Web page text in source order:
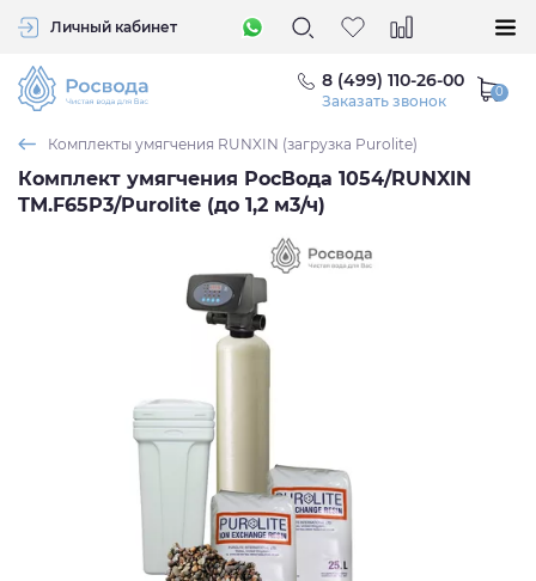
Личный кабинет
8 (499) 110-26-00
Заказать звонок
Комплекты умягчения RUNXIN (загрузка Purolite)
Комплект умягчения РосВода 1054/RUNXIN
TM.F65P3/Purolite (до 1,2 м3/ч)